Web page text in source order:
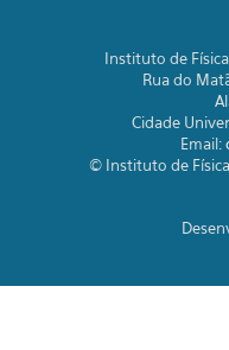
Instituto de
Rua do
Cidade
Email:
© Instituto de